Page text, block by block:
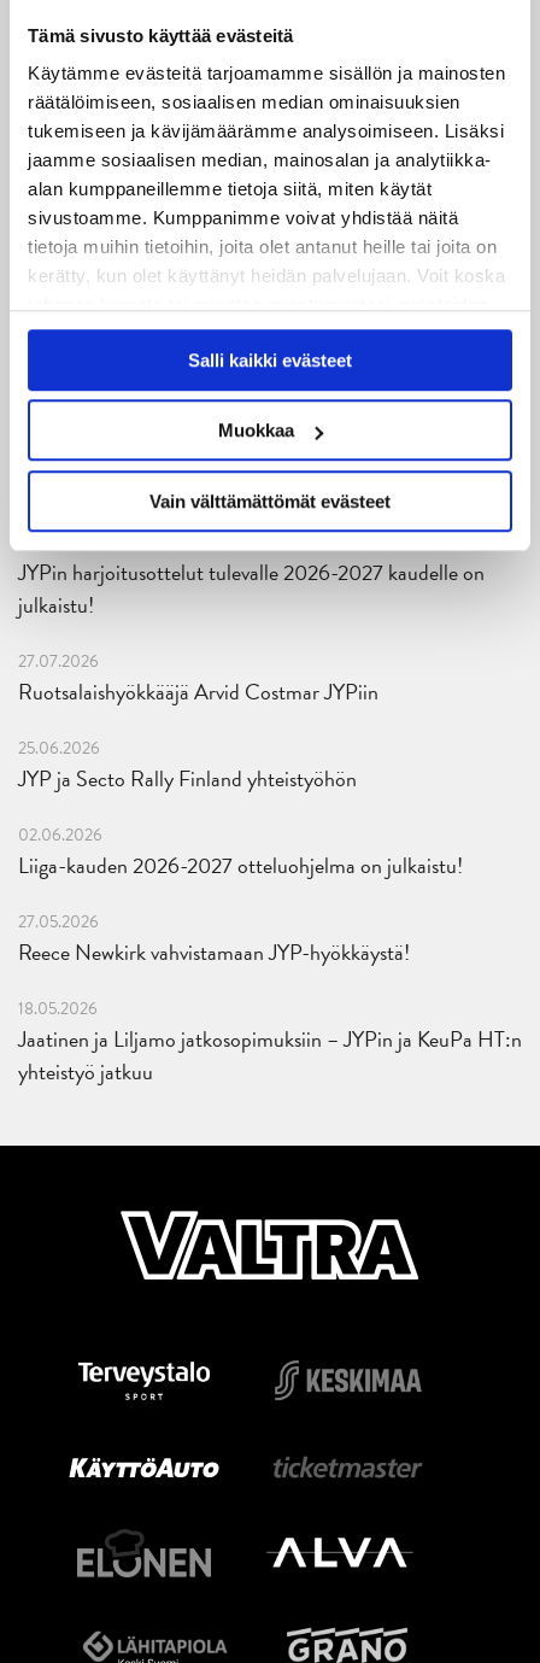
Tämä sivusto käyttää evästeitä
Käytämme evästeitä tarjoamamme sisällön ja mainosten
räätälöimiseen, sosiaalisen median ominaisuuksien
tukemiseen ja kävijämäärämme analysoimiseen. Lisäksi
jaamme sosiaalisen median, mainosalan ja analytiikka-
alan kumppaneillemme tietoja siitä, miten käytät
sivustoamme. Kumppanimme voivat yhdistää näitä
tietoja muihin tietoihin, joita olet antanut heille tai joita on
kerätty, kun olet käyttänyt heidän palvelujaan. Voit koska
käytöstäEvästeet-sivultamme.
Salli kaikki evästeet
Muokkaa
Vain välttämättömät evästeet
Uusimmat
08.08.2026
Turnausraportti: JYP juhlii seurahistorian ensimmäistä
Tampere Cupin voittoa!
06.08.2026
JYPin kausi käyntiin Tampere Cupista!
05.08.2026
JYPin kapteenisto Liiga-kauteen 2026–2027 on nimetty
Joukkueen yhteisharjoitukset ovat alkaneet – ensimmäinen
mittari luvassa jo heti viikonloppuna Tampere Cupissa!
JYPin harjoitusottelut tulevalle 2026-2027 kaudelle on
julkaistu!
27.07.2026
Ruotsalaishyökkääjä Arvid Costmar JYPiin
25.06.2026
JYP ja Secto Rally Finland yhteistyöhön
02.06.2026
Liiga-kauden 2026-2027 otteluohjelma on julkaistu!
27.05.2026
Reece Newkirk vahvistamaan JYP-hyökkäystä!
18.05.2026
Jaatinen ja Liljamo jatkosopimuksiin – JYPin ja KeuPa HT:n
yhteistyö jatkuu